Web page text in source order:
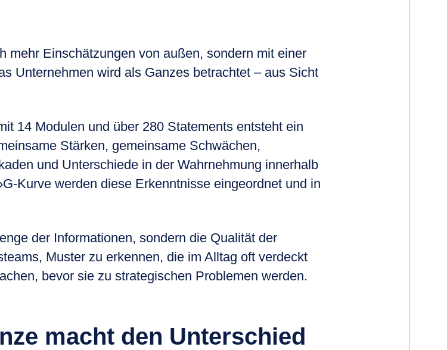
mehr Einschätzungen von außen, sondern mit einer
Unternehmen wird als Ganzes betrachtet – aus Sicht
14 Modulen und über 280 Statements entsteht ein
Stärken, gemeinsame Schwächen,
und Unterschiede in der Wahrnehmung innerhalb
Kurve werden diese Erkenntnisse eingeordnet und in
der Informationen, sondern die Qualität der
Muster zu erkennen, die im Alltag oft verdeckt
bevor sie zu strategischen Problemen werden.
macht den Unterschied